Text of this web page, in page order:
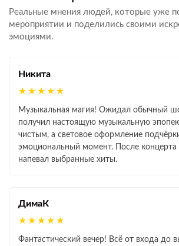
Реальные мнения людей, которые уже
мероприятии и поделились своими
эмоциями.
Никита
★★★★★
Музыкальная магия! Ожидал обычный
получил настоящую музыкальную
чистым, а световое оформление
эмоциональный момент. После
напевал выбранные хиты.
ДимаК
★★★★★
Фантастический вечер! Всё от входа до